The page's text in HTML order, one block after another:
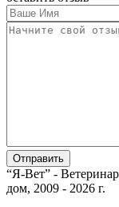
“Я-Вет” -
дом, 2009 - 2026 г.